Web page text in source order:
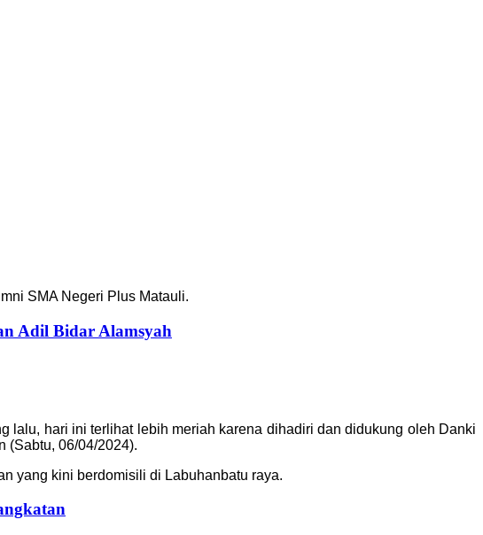
SMA Negeri Plus Matauli.
Adil Bidar Alamsyah
lalu, hari ini terlihat lebih meriah karena dihadiri dan didukung oleh Danki
(Sabtu, 06/04/2024).
yang kini berdomisili di Labuhanbatu raya.